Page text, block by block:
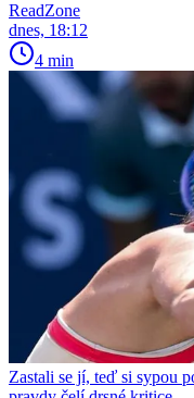
ReadZone
dnes, 18:12
4 min
Zastali se jí, teď si sypou